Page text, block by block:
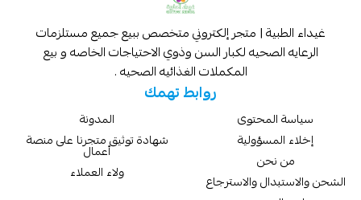
غيداء الطبية | متجر إلكتروني متخصص ببيع جميع مستلزمات
الرعايه الصحيه لكبار السن وذوي الاحتياجات الخاصه و بيع
المكملات الغذائيه الصحيه .
روابط تهمك
سياسة المحتوى
إخلاء المسؤولية
من نحن
الشحن والاستبدال والاسترجاع
المدونة
شهادة توثيق متجرنا على منصة
أعمال
ولاء العملاء